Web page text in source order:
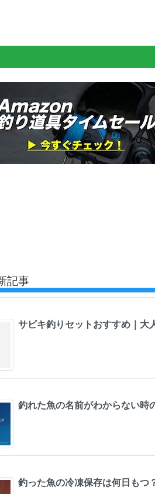
記事
サビキ釣りセットおすすめ｜大
釣れた魚の名前がわからない時
釣った魚の冷凍保存は何日もつ